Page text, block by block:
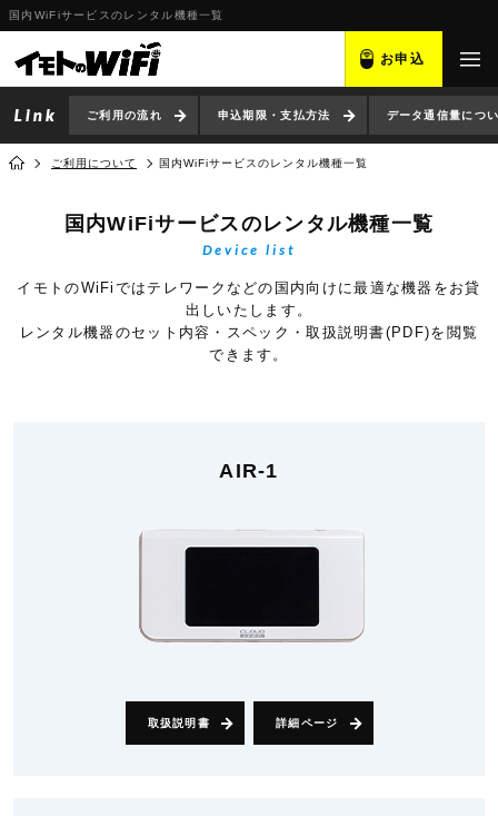
国内WiFiサービスのレンタル機種一覧
お申込
ご利用の流れ 申込期限・支払方法 データ通信量につ
ご利用について 国内WiFiサービスのレンタル機種一覧
国内WiFiサービスのレンタル機種一覧
Device list
イモトのWiFiではテレワークなどの国内向けに最適な機器をお貸
出しいたします。
レンタル機器のセット内容・スペック・取扱説明書(PDF)を閲覧
できます。
AIR-1
取扱説明書 詳細ページ